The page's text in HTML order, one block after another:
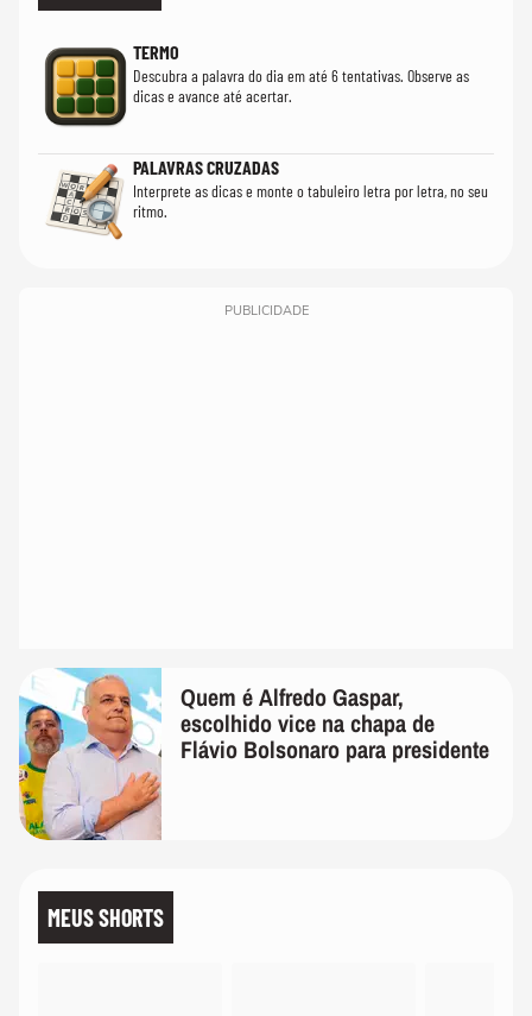
TERMO
Descubra a palavra do dia em até 6 tentativas. Observe as
dicas e avance até acertar.
PALAVRAS CRUZADAS
Interprete as dicas e monte o tabuleiro letra por letra, no seu
ritmo.
PUBLICIDADE
Quem é Alfredo Gaspar,
escolhido vice na chapa de
Flávio Bolsonaro para presidente
MEUS SHORTS